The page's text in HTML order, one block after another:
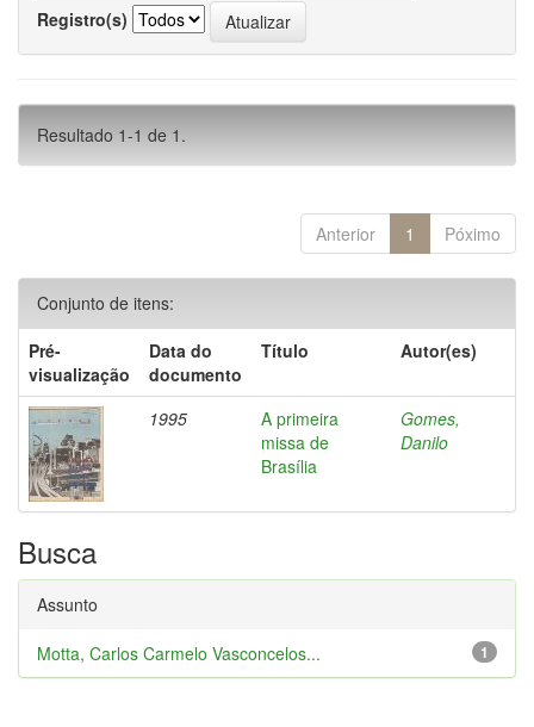
Registro(s)
Resultado 1-1 de 1.
Anterior 1 Póximo
Conjunto de itens:
Pré-
visualização
Data do
documento
Título Autor(es)
1995
A primeira
missa de
Brasília
Gomes,
Danilo
Busca
Assunto
1
Motta, Carlos Carmelo Vasconcelos...